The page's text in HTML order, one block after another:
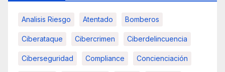
Analisis Riesgo Atentado Bomberos
Ciberataque Cibercrimen Ciberdelincuencia
Ciberseguridad Compliance Concienciación